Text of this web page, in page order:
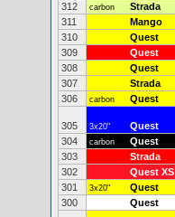
312
carbon Strada
311
Mango
310
Quest
309
Quest
308
Quest
307
Strada
306
carbon Quest
305 3x20" Quest
304
carbon Quest
303
Strada
302
Quest XS
301
3x20" Quest
300
Quest